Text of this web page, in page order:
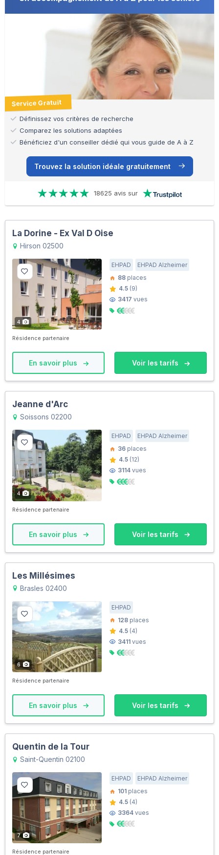
Service Gratuit
Définissez vos critères de recherche
Comparez les solutions adaptées
Bénéficiez d'un conseiller dédié qui vous guide de A à Z
Trouvez la solution idéale gratuitement
18625 avis sur
La Dorine - Ex Val D Oise
Hirson 02500
4
EHPAD
EHPAD Alzheimer
88 places
4.5 (9)
3417 vues
Résidence partenaire
En savoir plus Voir les tarifs
Jeanne d'Arc
Soissons 02200
4
EHPAD
EHPAD Alzheimer
36 places
4.5 (12)
3114 vues
Résidence partenaire
En savoir plus Voir les tarifs
Les Millésimes
Brasles 02400
6
EHPAD
128 places
4.5 (4)
3411 vues
Résidence partenaire
En savoir plus Voir les tarifs
Quentin de la Tour
Saint-Quentin 02100
7
EHPAD
EHPAD Alzheimer
101 places
4.5 (4)
3364 vues
Résidence partenaire